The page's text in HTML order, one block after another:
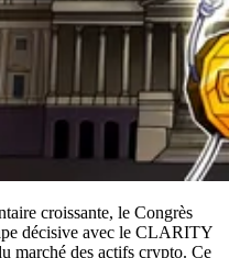
croissante, le Congrès
décisive avec le CLARITY
marché des actifs crypto. Ce